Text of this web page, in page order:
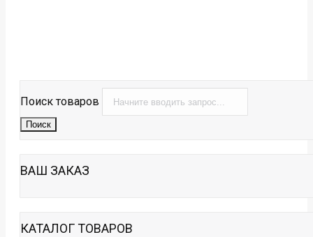
Поиск товаров
Поиск
ВАШ ЗАКАЗ
КАТАЛОГ ТОВАРОВ